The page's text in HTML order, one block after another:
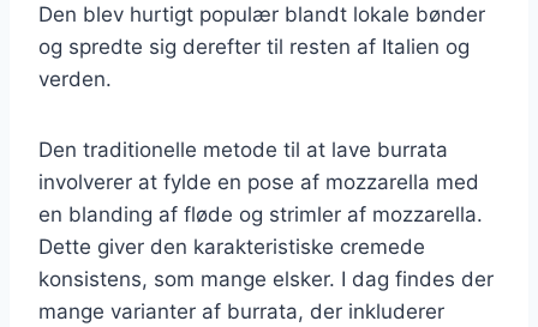
Den blev hurtigt populær blandt lokale bønder
og spredte sig derefter til resten af Italien og
verden.
Den traditionelle metode til at lave burrata
involverer at fylde en pose af mozzarella med
en blanding af fløde og strimler af mozzarella.
Dette giver den karakteristiske cremede
konsistens, som mange elsker. I dag findes der
mange varianter af burrata, der inkluderer